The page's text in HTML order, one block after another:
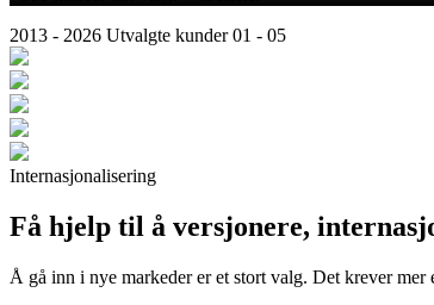
2013 - 2026 Utvalgte kunder 01 - 05
Internasjonalisering
Få hjelp til å versjonere,
Å gå inn i nye markeder er et stort valg. Det krever